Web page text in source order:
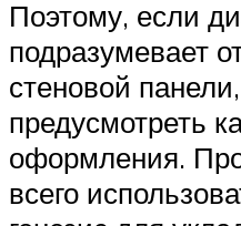
Поэтому, если
подразумевает
стеновой
предусмотреть
оформления.
всего